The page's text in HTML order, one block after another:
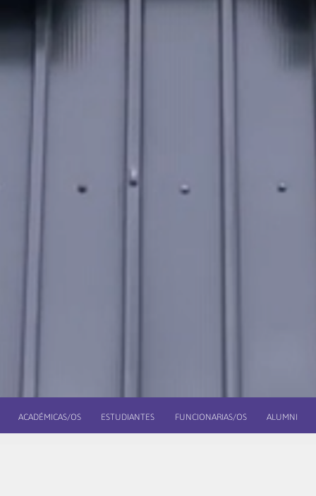
ACADÉMICAS/OS ESTUDIANTES FUNCIONARIAS/OS ALUMNI